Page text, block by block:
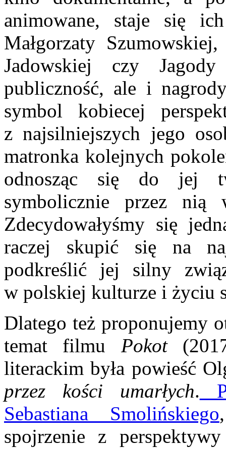
animowane, staje się
Małgorzaty
Jadowskiej czy
publiczność, ale i
symbol kobiecej
z najsilniejszych jego
matronka kolejnych
odnosząc się do jej
symbolicznie przez nią
Zdecydowałyśmy się
raczej skupić się na
podkreślić jej silny
w polskiej kulturze i życiu
Dlatego też proponujemy
temat filmu Pokot
literackim była powieść
przez kości umarłych.
Sebastiana Smolińskiego
spojrzenie z